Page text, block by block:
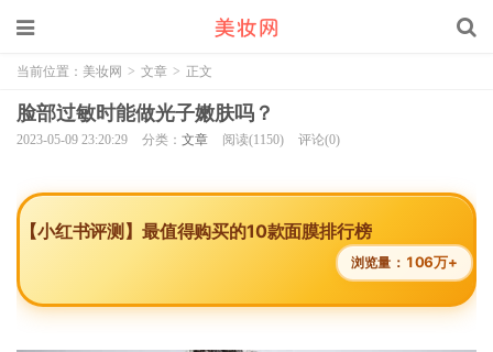
当前位置： 美妆网 > 文章 > 正文
脸部过敏时能做光子嫩肤吗？
2023-05-09 23:20:29 分类： 文章 阅读(1150) 评论(0)
【小红书评测】最值得购买的10款面膜排行榜
浏览量： 106万+